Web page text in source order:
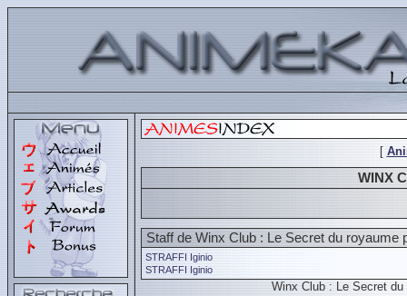
[
WINX
Staff de Winx Club : Le Secret du royaume
STRAFFI Iginio
STRAFFI Iginio
Winx Club : Le Secret